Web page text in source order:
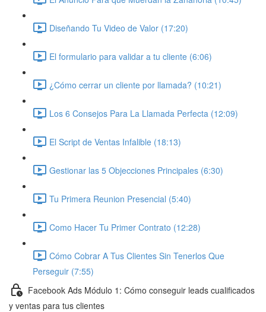
Diseñando Tu Video de Valor (17:20)
El formulario para validar a tu cliente (6:06)
¿Cómo cerrar un cliente por llamada? (10:21)
Los 6 Consejos Para La Llamada Perfecta (12:09)
El Script de Ventas Infalible (18:13)
Gestionar las 5 Objecciones Principales (6:30)
Tu Primera Reunion Presencial (5:40)
Como Hacer Tu Primer Contrato (12:28)
Cómo Cobrar A Tus Clientes Sin Tenerlos Que
Perseguir (7:55)
Facebook Ads Módulo 1: Cómo conseguir leads cualificados
y ventas para tus clientes